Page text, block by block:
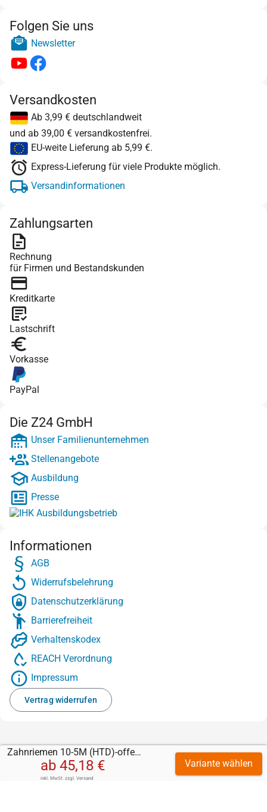
Zahnriemen 10-5M (HTD)-offen-Stahl mit Sylomer grün 5 mm
ab 45,18 €
inkl. MwSt. zzgl. Versand
Variante wählen
Folgen Sie uns
Newsletter
Versandkosten
Ab 3,99 € deutschlandweit
und ab 39,00 € versandkostenfrei.
EU-weite Lieferung ab 5,99 €.
Express-Lieferung für viele Produkte möglich.
Versandinformationen
Zahlungsarten
Rechnung
für Firmen und Bestandskunden
Kreditkarte
Lastschrift
Vorkasse
PayPal
Die Z24 GmbH
Unser Familienunternehmen
Stellenangebote
Ausbildung
Presse
Informationen
AGB
Widerrufsbelehrung
Datenschutzerklärung
Barrierefreiheit
Verhaltenskodex
REACH Verordnung
Impressum
Vertrag widerrufen